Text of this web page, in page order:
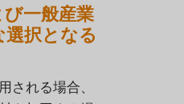
一般産業
択となる
される場合、